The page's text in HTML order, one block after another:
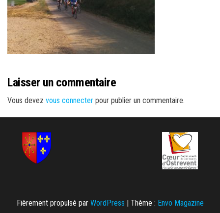
Laisser un commentaire
Vous devez vous connecter pour publier un commentaire.
Fièrement propulsé par WordPress | Thème : Envo Magazine